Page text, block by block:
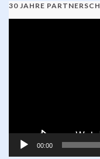
30 JAHRE
00:00